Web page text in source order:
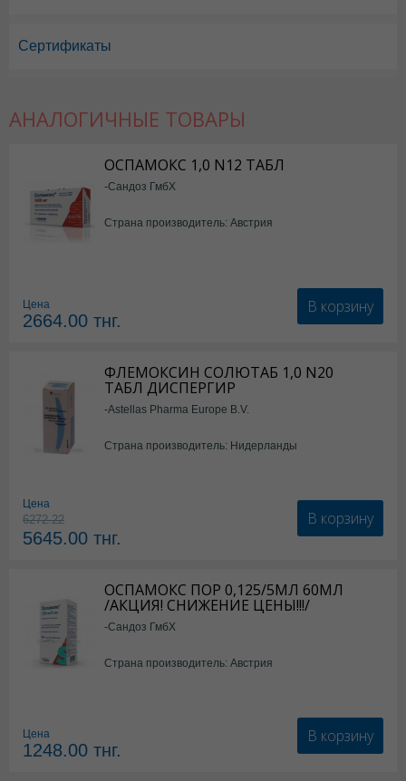
Сертификаты
АНАЛОГИЧНЫЕ ТОВАРЫ
ОСПАМОКС 1,0 N12 ТАБЛ
-Сандоз ГмбХ
Страна производитель: Австрия
Цена
2664.00 тнг.
В корзину
ФЛЕМОКСИН СОЛЮТАБ 1,0 N20
ТАБЛ ДИСПЕРГИР
-Astellas Pharma Europe B.V.
Страна производитель: Нидерланды
Цена
6272.22
5645.00 тнг.
В корзину
ОСПАМОКС ПОР 0,125/5МЛ 60МЛ
/АКЦИЯ! СНИЖЕНИЕ ЦЕНЫ!!!/
-Сандоз ГмбХ
Страна производитель: Австрия
Цена
1248.00 тнг.
В корзину